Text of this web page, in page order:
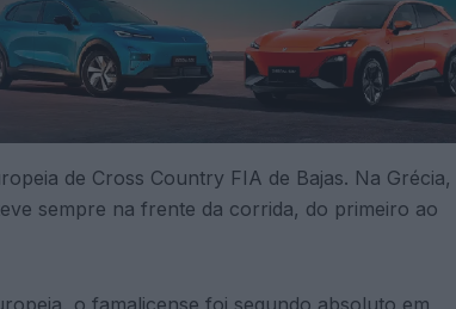
de Cross Country FIA de Bajas. Na Grécia,
sempre na frente da corrida, do primeiro ao
o famalicense foi segundo absoluto em